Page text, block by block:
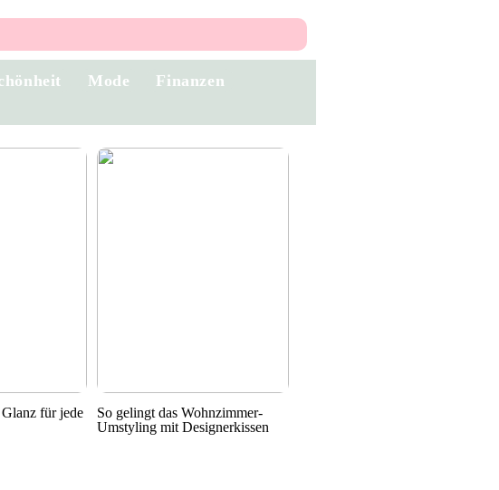
Mode
Finanzen
für jede
So gelingt das Wohnzimmer-
Umstyling mit Designerkissen